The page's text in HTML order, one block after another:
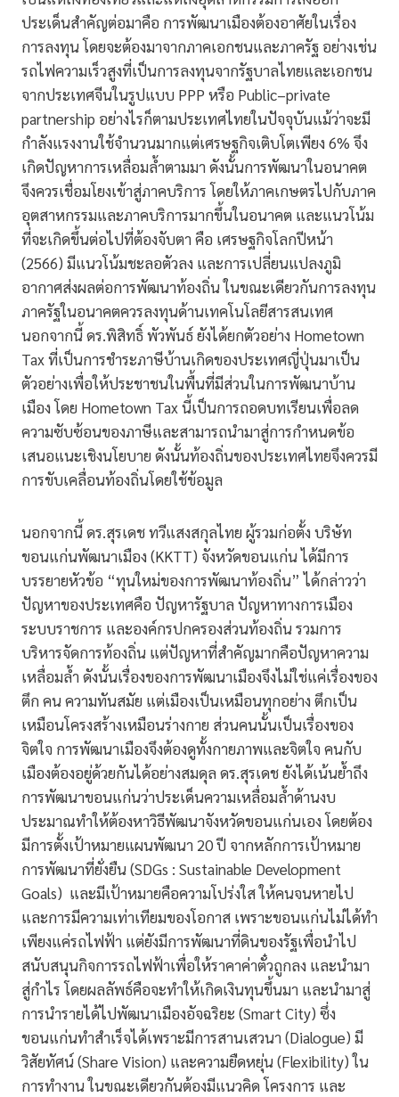
ประเด็นสำคัญต่อมาคือ การพัฒนาเมืองต้องอาศัยในเรื่อง
การลงทุน โดยจะต้องมาจากภาคเอกชนและภาครัฐ อย่างเช่น
รถไฟความเร็วสูงที่เป็นการลงทุนจากรัฐบาลไทยและเอกชน
จากประเทศจีนในรูปแบบ PPP หรือ Public–private
partnership อย่างไรก็ตามประเทศไทยในปัจจุบันแม้ว่าจะมี
กำลังแรงงานใช้จำนวนมากแต่เศรษฐกิจเติบโตเพียง 6% จึง
เกิดปัญหาการเหลื่อมล้ำตามมา ดังนั้นการพัฒนาในอนาคต
จึงควรเชื่อมโยงเข้าสู่ภาคบริการ โดยให้ภาคเกษตรไปกับภาค
อุตสาหกรรมและภาคบริการมากขึ้นในอนาคต และแนวโน้ม
ที่จะเกิดขึ้นต่อไปที่ต้องจับตา คือ เศรษฐกิจโลกปีหน้า
(2566) มีแนวโน้มชะลอตัวลง และการเปลี่ยนแปลงภูมิ
อากาศส่งผลต่อการพัฒนาท้องถิ่น ในขณะเดียวกันการลงทุน
ภาครัฐในอนาคตควรลงทุนด้านเทคโนโลยีสารสนเทศ
นอกจากนี้ ดร.พิสิทธิ์ พัวพันธ์ ยังได้ยกตัวอย่าง Hometown
Tax ที่เป็นการชำระภาษีบ้านเกิดของประเทศญี่ปุ่นมาเป็น
ตัวอย่างเพื่อให้ประชาชนในพื้นที่มีส่วนในการพัฒนาบ้าน
เมือง โดย Hometown Tax นี้เป็นการถอดบทเรียนเพื่อลด
ความซับซ้อนของภาษีและสามารถนำมาสู่การกำหนดข้อ
เสนอแนะเชิงนโยบาย ดังนั้นท้องถิ่นของประเทศไทยจึงควรมี
การขับเคลื่อนท้องถิ่นโดยใช้ข้อมูล
นอกจากนี้ ดร.สุรเดช ทวีแสงสกุลไทย ผู้รวมก่อตั้ง บริษัท
ขอนแก่นพัฒนาเมือง (KKTT) จังหวัดขอนแก่น ได้มีการ
บรรยายหัวข้อ “ทุนใหม่ของการพัฒนาท้องถิ่น” ได้กล่าวว่า
ปัญหาของประเทศคือ ปัญหารัฐบาล ปัญหาทางการเมือง
ระบบราชการ และองค์กรปกครองส่วนท้องถิ่น รวมการ
บริหารจัดการท้องถิ่น แต่ปัญหาที่สำคัญมากคือปัญหาความ
เหลื่อมล้ำ ดังนั้นเรื่องของการพัฒนาเมืองจึงไม่ใช่แค่เรื่องของ
ตึก คน ความทันสมัย แต่เมืองเป็นเหมือนทุกอย่าง ตึกเป็น
เหมือนโครงสร้างเหมือนร่างกาย ส่วนคนนั้นเป็นเรื่องของ
จิตใจ การพัฒนาเมืองจึงต้องดูทั้งกายภาพและจิตใจ คนกับ
เมืองต้องอยู่ด้วยกันได้อย่างสมดุล ดร.สุรเดช ยังได้เน้นย้ำถึง
การพัฒนาขอนแก่นว่าประเด็นความเหลื่อมล้ำด้านงบ
ประมาณทำให้ต้องหาวิธีพัฒนาจังหวัดขอนแก่นเอง โดยต้อง
มีการตั้งเป้าหมายแผนพัฒนา 20 ปี จากหลักการเป้าหมาย
การพัฒนาที่ยั่งยืน (SDGs : Sustainable Development
Goals) และมีเป้าหมายคือความโปร่งใส ให้คนจนหายไป
และการมีความเท่าเทียมของโอกาส เพราะขอนแก่นไม่ได้ทำ
เพียงแค่รถไฟฟ้า แต่ยังมีการพัฒนาที่ดินของรัฐเพื่อนำไป
สนับสนุนกิจการรถไฟฟ้าเพื่อให้ราคาค่าตั๋วถูกลง และนำมา
สู่กำไร โดยผลลัพธ์คือจะทำให้เกิดเงินทุนขึ้นมา และนำมาสู่
การนำรายได้ไปพัฒนาเมืองอัจฉริยะ (Smart City) ซึ่ง
ขอนแก่นทำสำเร็จได้เพราะมีการสานเสวนา (Dialogue) มี
วิสัยทัศน์ (Share Vision) และความยืดหยุ่น (Flexibility) ใน
การทำงาน ในขณะเดียวกันต้องมีแนวคิด โครงการ และ